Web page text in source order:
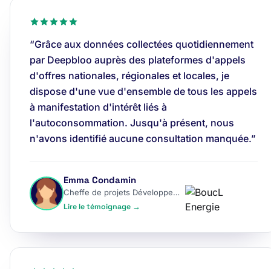
“Grâce aux données collectées quotidiennement
par Deepbloo auprès des plateformes d'appels
d'offres nationales, régionales et locales, je
dispose d'une vue d'ensemble de tous les appels
à manifestation d'intérêt liés à
l'autoconsommation. Jusqu'à présent, nous
n'avons identifié aucune consultation manquée.”
Emma Condamin
Cheffe de projets Développement
Lire le témoignage →